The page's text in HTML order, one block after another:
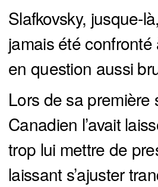
Slafkovsky, jusque-
jamais été
en question aussi
Lors de sa première
Canadien l’avait
trop lui mettre de
laissant s’ajuster